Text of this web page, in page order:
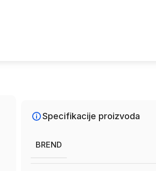
Specifikacije proizvoda
BREND